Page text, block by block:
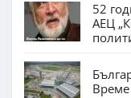
52
АЕЦ